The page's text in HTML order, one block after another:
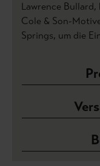
Lawrence
Cole & Son-
Springs, um die